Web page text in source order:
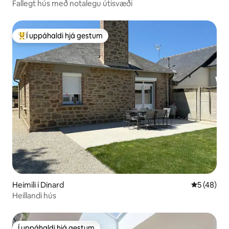
Fallegt hús með notalegu útisvæði
Í mestu uppáhaldi hjá gestum
Í uppáhaldi hjá gestum
Heimili í Dinard 5 af 5 í
5 (48)
Heillandi hús